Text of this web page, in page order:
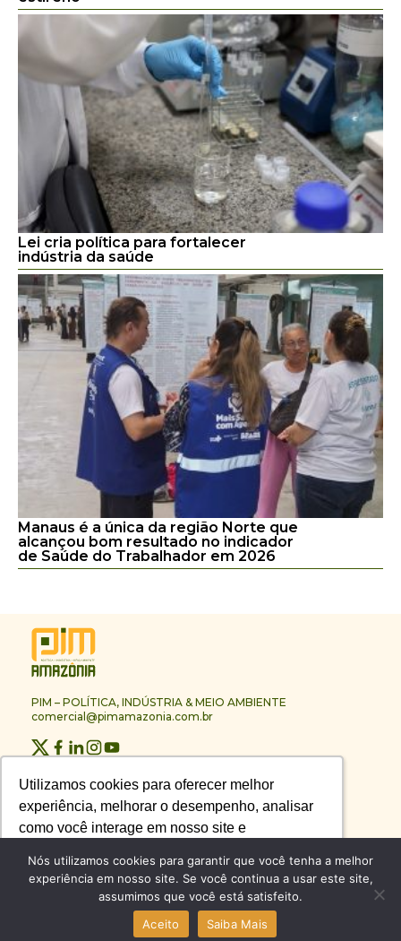
Utilizamos cookies para oferecer melhor
experiência, melhorar o desempenho, analisar
como você interage em nosso site e
Recusar Cookies Aceitar Cookies
Utilizamos cookies para oferecer melhor
experiência, melhorar o desempenho, analisar
como você interage em nosso site e
Recusar Cookies Aceitar Cookies
Lei cria política para fortalecer
indústria da saúde
Manaus é a única da região Norte que
alcançou bom resultado no indicador
de Saúde do Trabalhador em 2026
PIM – POLÍTICA, INDÚSTRIA & MEIO AMBIENTE
comercial@pimamazonia.com.br
Contato
Publicidade
Melhores Empresas
Circuito PIM Amazônia
© PIM – POLÍTICA, INDÚSTRIA & MEIO AMBIENTE 2026
Nós utilizamos cookies para garantir que você tenha a melhor
experiência em nosso site. Se você continua a usar este site,
assumimos que você está satisfeito.
Aceito
Saiba Mais